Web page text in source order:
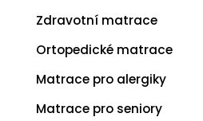
Zdravotní matrace
Ortopedické matrace
Matrace pro alergiky
Matrace pro seniory